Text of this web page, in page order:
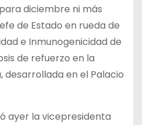
diciembre ni más
de Estado en rueda de
e Inmunogenicidad de
de refuerzo en la
desarrollada en el Palacio
ayer la vicepresidenta